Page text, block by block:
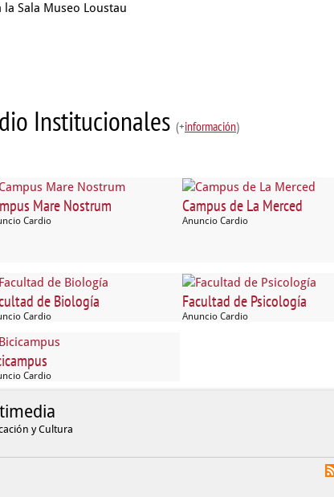
Sala Museo Loustau
Institucionales (+información)
Mare Nostrum
Cardio
Campus de La Merced
Anuncio Cardio
de Biología
Cardio
Facultad de Psicología
Anuncio Cardio
Cardio
y Cultura